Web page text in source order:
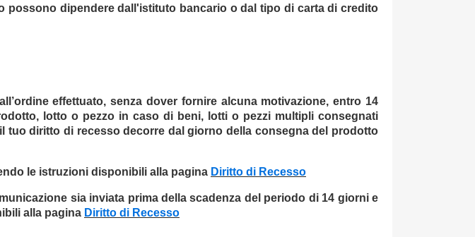
possono dipendere dall'istituto bancario o dal tipo di carta di credito
effettuato, senza dover fornire alcuna motivazione, entro 14
lotto o pezzo in caso di beni, lotti o pezzi multipli consegnati
tuo diritto di recesso decorre dal giorno della consegna del prodotto
le istruzioni disponibili alla pagina Diritto di Recesso
sia inviata prima della scadenza del periodo di 14 giorni e
alla pagina Diritto di Recesso